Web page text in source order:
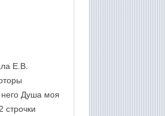
Е.В.
Душа моя